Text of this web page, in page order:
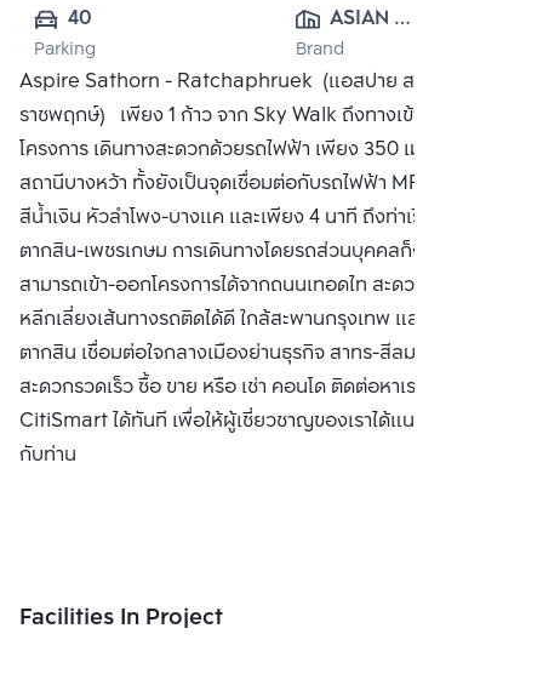
40
Parking
ASIAN
PROPERTY
(2014) CO., LTD.
Brand
Aspire Sathorn - Ratchaphruek (แอสปาย สาทร -
ราชพฤกษ์) เพียง 1 ก้าว จาก Sky Walk ถึงทางเข้า-ออก
โครงการ เดินทางสะดวกด้วยรถไฟฟ้า เพียง 350 เมตร ถึง BTS
สถานีบางหว้า ทั้งยังเป็นจุดเชื่อมต่อกับรถไฟฟ้า MRT สาย
สีน้ำเงิน หัวลำโพง-บางแค และเพียง 4 นาที ถึงท่าเรือสะพาน
ตากสิน-เพชรเกษม การเดินทางโดยรถส่วนบุคคลก็ง่ายดาย
สามารถเข้า-ออกโครงการได้จากถนนเทอดไท สะดวกทุกเส้นทาง
หลีกเลี่ยงเส้นทางรถติดได้ดี ใกล้สะพานกรุงเทพ และ สะพาน
ตากสิน เชื่อมต่อใจกลางเมืองย่านธุรกิจ สาทร-สีลม ได้อย่าง
สะดวกรวดเร็ว ซื้อ ขาย หรือ เช่า คอนโด ติดต่อหาเรา Bangkok
CitiSmart ได้ทันที เพื่อให้ผู้เชี่ยวชาญของเราได้แนะนำคอนโดให้
กับท่าน
Facilities In Project